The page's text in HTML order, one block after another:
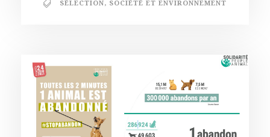
SÉLECTION, SOCIÉTÉ ET ENVIRONNEMENT